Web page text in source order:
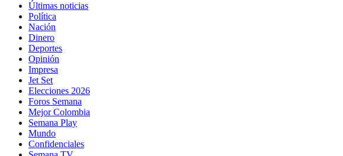
Últimas noticias
Política
Nación
Dinero
Deportes
Opinión
Impresa
Jet Set
Elecciones 2026
Foros Semana
Mejor Colombia
Semana Play
Mundo
Confidenciales